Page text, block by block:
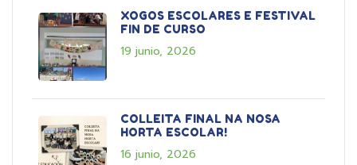
XOGOS ESCOLARES E FESTIVAL
FIN DE CURSO
19 junio, 2026
COLLEITA FINAL NA NOSA
HORTA ESCOLAR!
16 junio, 2026